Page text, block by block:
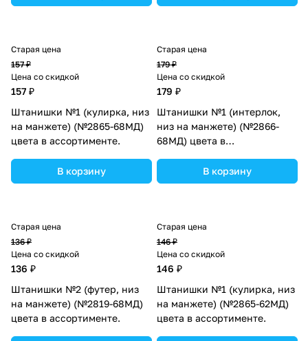
Старая цена
157 ₽
Цена со скидкой
157 ₽
Штанишки №1 (кулирка, низ
на манжете) (№2865-68МД)
цвета в ассортименте.
В корзину
Старая цена
179 ₽
Цена со скидкой
179 ₽
Штанишки №1 (интерлок,
низ на манжете) (№2866-
68МД) цвета в
В корзину
Старая цена
136 ₽
Цена со скидкой
136 ₽
Штанишки №2 (футер, низ
на манжете) (№2819-68МД)
цвета в ассортименте.
Старая цена
146 ₽
Цена со скидкой
146 ₽
Штанишки №1 (кулирка, низ
на манжете) (№2865-62МД)
цвета в ассортименте.